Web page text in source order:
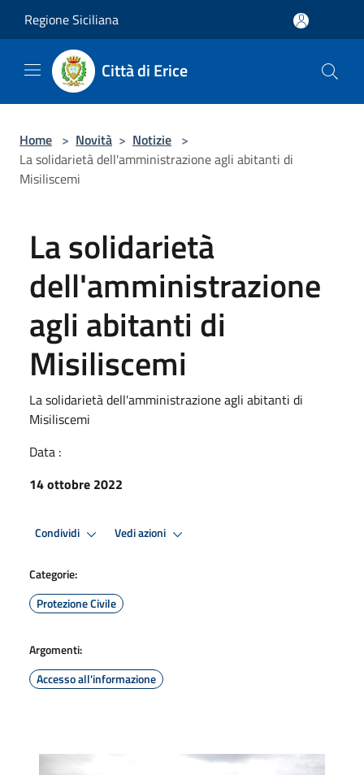
Regione Siciliana
Città di Erice
Home > Novità > Notizie >
La solidarietà dell'amministrazione agli abitanti di
Misiliscemi
La solidarietà
dell'amministrazione
agli abitanti di
Misiliscemi
La solidarietà dell'amministrazione agli abitanti di
Misiliscemi
Data :
14 ottobre 2022
Condividi Vedi azioni
Categorie:
Protezione Civile
Argomenti:
Accesso all'informazione